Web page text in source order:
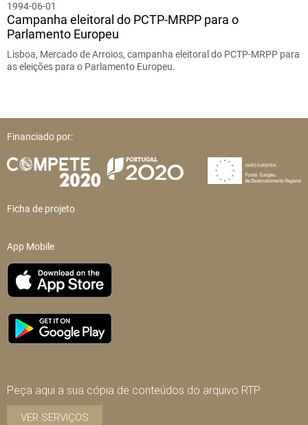
1994-06-01
Campanha eleitoral do PCTP-MRPP para o
Parlamento Europeu
Lisboa, Mercado de Arroios, campanha eleitoral do PCTP-MRPP para
as eleições para o Parlamento Europeu.
Financiado por:
Ficha de projeto
App Mobile
Peça aqui a sua cópia de conteúdos do arquivo RTP
VER SERVIÇOS